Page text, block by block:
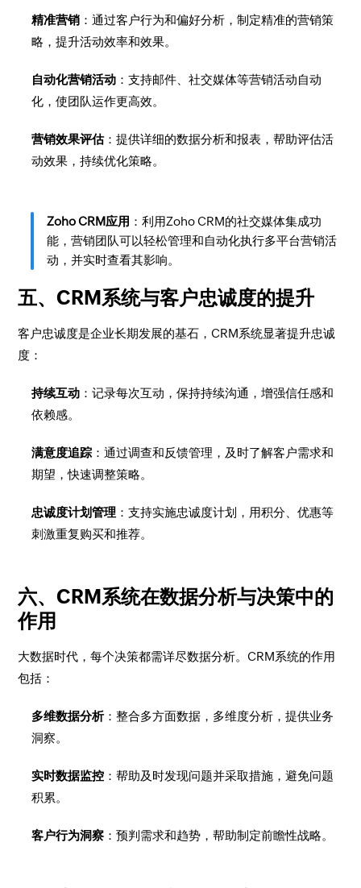
精准营销 ：通过客户行为和偏好分析，制定精准的营销策
略，提升活动效率和效果。
自动化营销活动 ：支持邮件、社交媒体等营销活动自动
化，使团队运作更高效。
营销效果评估：提供详细的数据分析和报表，帮助评估活
动效果，持续优化策略。
Zoho CRM应用 ：利用Zoho CRM的社交媒体集成功
能，营销团队可以轻松管理和自动化执行多平台营销活
动，并实时查看其影响。
五、CRM系统与客户忠诚度的提升
客户忠诚度是企业长期发展的基石，CRM系统显著提升忠诚
度：
持续互动 ：记录每次互动，保持持续沟通，增强信任感和
依赖感。
满意度追踪 ：通过调查和反馈管理，及时了解客户需求和
期望，快速调整策略。
忠诚度计划管理 ：支持实施忠诚度计划，用积分、优惠等
刺激重复购买和推荐。
六、CRM系统在数据分析与决策中的
作用
大数据时代，每个决策都需详尽数据分析。CRM系统的作用
包括：
多维数据分析：整合多方面数据，多维度分析，提供业务
洞察。
实时数据监控 ：帮助及时发现问题并采取措施，避免问题
积累。
客户行为洞察 ：预判需求和趋势，帮助制定前瞻性战略。